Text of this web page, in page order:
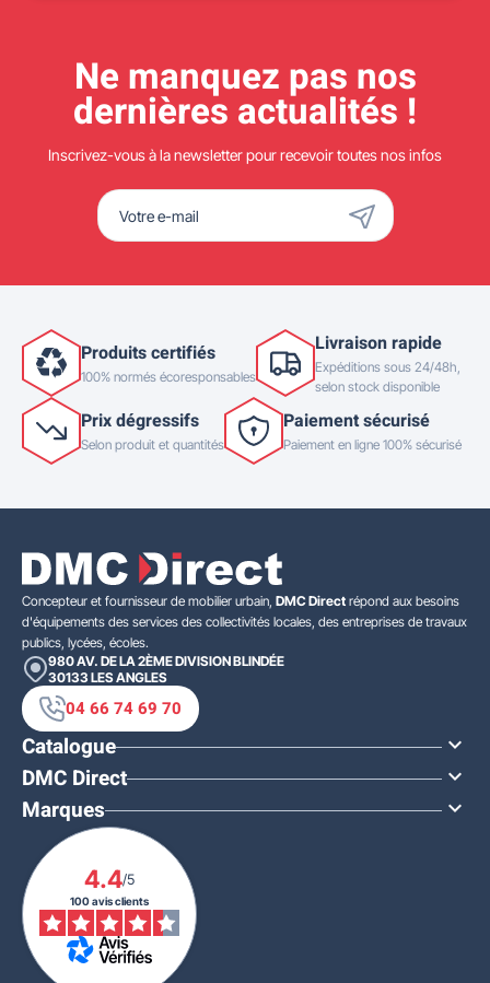
À PARTIR DE
31,00 €HT
37,20 €TTC
Quantité
x8
Ne manquez pas nos
dernières actualités !
Inscrivez-vous à la newsletter pour recevoir toutes nos infos
Produits certifiés
100% normés écoresponsables
Livraison rapide
Expéditions sous 24/48h,
selon stock disponible
Prix dégressifs
Selon produit et quantités
Paiement sécurisé
Paiement en ligne 100% sécurisé
Concepteur et fournisseur de mobilier urbain, DMC Direct répond aux besoins
d'équipements des services des collectivités locales, des entreprises de travaux
publics, lycées, écoles.
980 AV. DE LA 2ÈME DIVISION BLINDÉE
30133 LES ANGLES
04 66 74 69 70
Catalogue 
DMC Direct 
Marques 
4.4/5
100 avis clients